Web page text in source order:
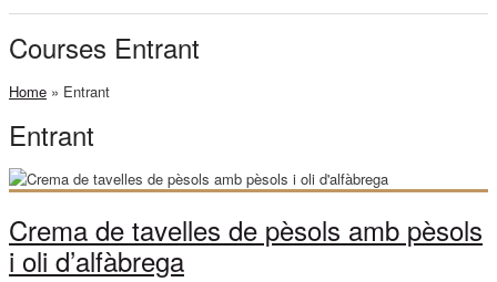
Courses Entrant
Home » Entrant
Entrant
Crema de tavelles de pèsols amb pèsols
i oli d’alfàbrega